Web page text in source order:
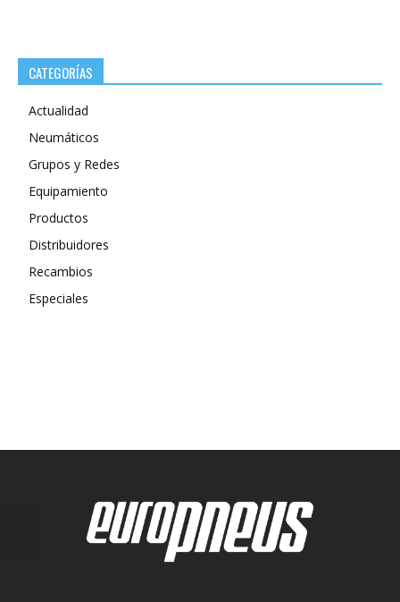
CATEGORÍAS
Actualidad
Neumáticos
Grupos y Redes
Equipamiento
Productos
Distribuidores
Recambios
Especiales